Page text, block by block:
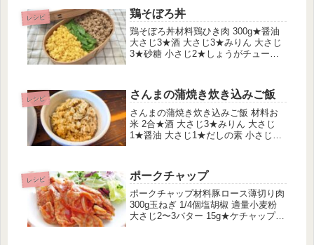
したあさりと水を鍋に入れて加熱す
る...
レシピ 鶏そぼろ丼
鶏そぼろ丼材料鶏ひき肉 300g★醤油
大さじ3★酒 大さじ3★みりん 大さじ
3★砂糖 小さじ2★しょうがチューブ
入れ、よく混ぜ合わせる。中火にか
け、菜箸で混ぜ続...
レシピ さんまの蒲焼き炊き込みご飯
さんまの蒲焼き炊き込みご飯 材料お
米 2合★酒 大さじ3★みりん 大さじ
1★醤油 大さじ1★だしの素 小さじ
ごぼう）お好み作り方お米を研ぎ、★
を入れてから2合のメモリ...
レシピ ポークチャップ
ポークチャップ材料豚ロース薄切り肉
300g玉ねぎ 1/4個塩胡椒 適量小麦粉
大さじ2〜3バター 15g★ケチャップ